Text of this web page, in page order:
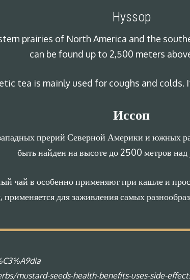
Hyssop
prairies of North America and the
can be found up to 2,500 meters
tea is mainly used for coughs and
Иссоп
прерий Северной Америки и южных
быть найден на высоте до 2500 метров
чай в особенно применяют при кашле и
для заживления самых
mustard-seeds-health-benefits-uses-side-